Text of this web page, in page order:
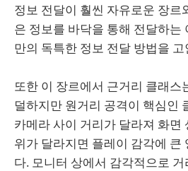
정보 전달이 훨씬 자유로운 장르
은 정보를 바닥을 통해 전달하는
만의 독특한 정보 전달 방법을
또한 이 장르에서 근거리 클래스
덜하지만 원거리 공격이 핵심인
카메라 사이 거리가 달라져 화면
위가 달라지면 플레이 감각에 큰
다. 모니터 상에서 감각적으로